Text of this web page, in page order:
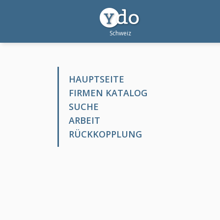
HAUPTSEITE
FIRMEN KATALOG
SUCHE
ARBEIT
RÜCKKOPPLUNG